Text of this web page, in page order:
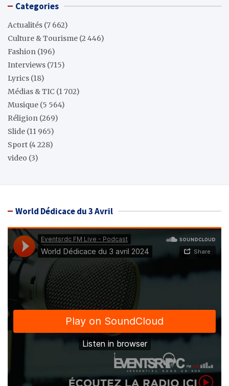
Categories
Actualités (7 662)
Culture & Tourisme (2 446)
Fashion (196)
Interviews (715)
Lyrics (18)
Médias & TIC (1 702)
Musique (5 564)
Réligion (269)
Slide (11 965)
Sport (4 228)
video (3)
World Dédicace du 3 Avril